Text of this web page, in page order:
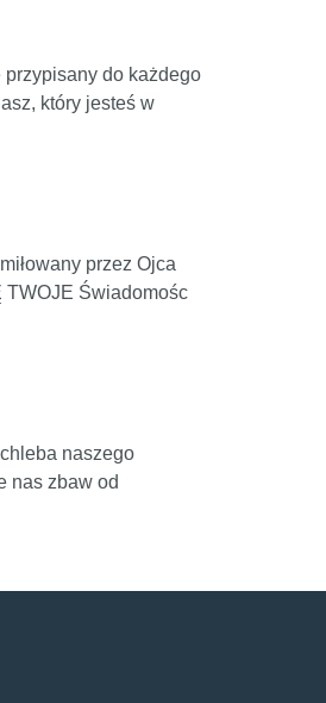
przypisany do każdego
który jesteś w
przez Ojca
TWOJE Świadomośc
naszego
nas zbaw od